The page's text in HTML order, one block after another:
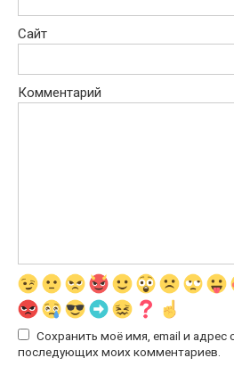
Сайт
Комментарий
Сохранить моё имя, email и адрес
последующих моих комментариев.